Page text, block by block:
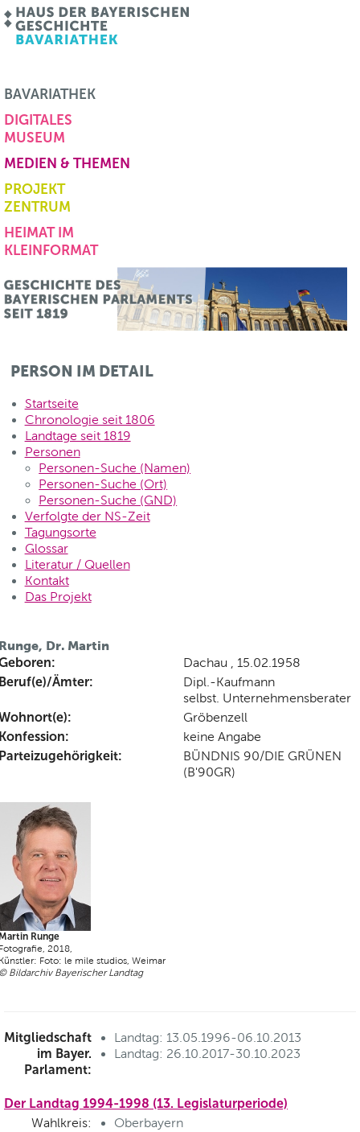
BAVARIATHEK
DIGITALES
MUSEUM
MEDIEN & THEMEN
PROJEKT
ZENTRUM
HEIMAT IM
KLEINFORMAT
PERSON IM DETAIL
Startseite
Chronologie seit 1806
Landtage seit 1819
Personen
Personen-Suche (Namen)
Personen-Suche (Ort)
Personen-Suche (GND)
Verfolgte der NS-Zeit
Tagungsorte
Glossar
Literatur / Quellen
Kontakt
Das Projekt
Dr. Martin
Dachau , 15.02.1958
Ämter:
Dipl.-Kaufmann
selbst. Unternehmensberater
Gröbenzell
keine Angabe
BÜNDNIS 90/DIE GRÜNEN
(B'90GR)
Runge
2018,
Foto: le mile studios, Weimar
Bildarchiv Bayerischer Landtag
Mitgliedschaft
im Bayer.
Parlament:
Landtag: 13.05.1996-06.10.2013
Landtag: 26.10.2017-30.10.2023
Der Landtag 1994-1998 (13. Legislaturperiode)
Wahlkreis:
Oberbayern